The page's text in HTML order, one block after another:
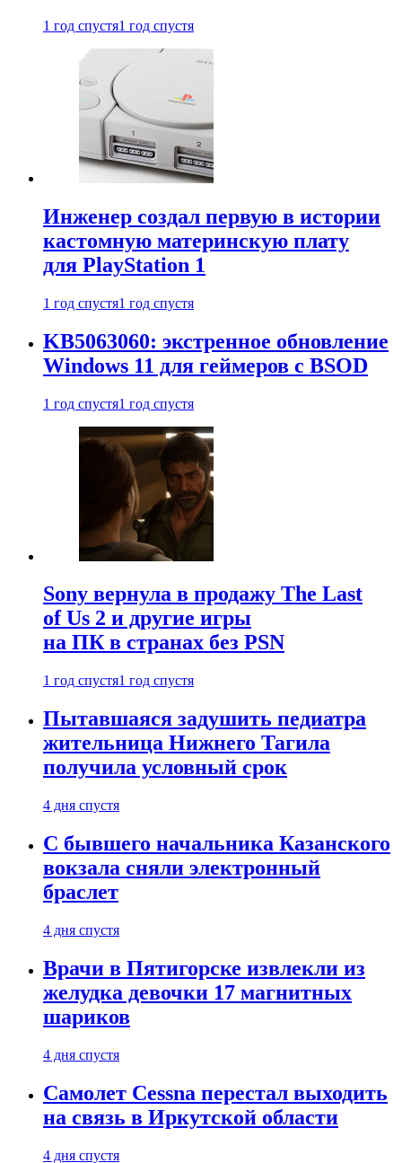
1 год спустя1 год спустя
Инженер создал первую в истории
кастомную материнскую плату
для PlayStation 1
1 год спустя1 год спустя
KB5063060: экстренное обновление
Windows 11 для геймеров с BSOD
1 год спустя1 год спустя
Sony вернула в продажу The Last
of Us 2 и другие игры
на ПК в странах без PSN
1 год спустя1 год спустя
Пытавшаяся задушить педиатра
жительница Нижнего Тагила
получила условный срок
4 дня спустя
С бывшего начальника Казанского
вокзала сняли электронный
браслет
4 дня спустя
Врачи в Пятигорске извлекли из
желудка девочки 17 магнитных
шариков
4 дня спустя
Самолет Cessna перестал выходить
на связь в Иркутской области
4 дня спустя